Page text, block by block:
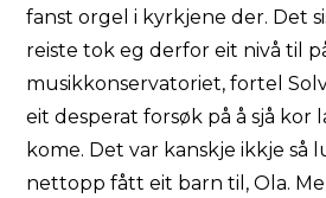
fanst orgel i kyrkjene der. Det
reiste tok eg derfor eit nivå til
musikkonservatoriet, fortel
eit desperat forsøk på å sjå kor
kome. Det var kanskje ikkje så
nettopp fått eit barn til, Ola.